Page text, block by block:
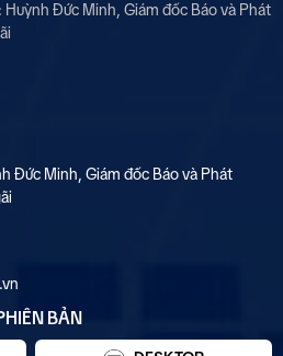
Huỳnh Đức Minh, Giám đốc Báo và Phát
Đức Minh, Giám đốc Báo và Phát
BẢN